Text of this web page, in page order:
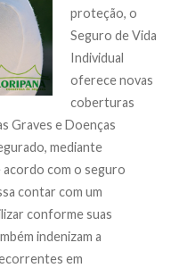
proteção, o
Seguro de Vida
Individual
oferece novas
coberturas
Graves e Doenças
mediante
acordo com o seguro
contar com um
conforme suas
indenizam a
em